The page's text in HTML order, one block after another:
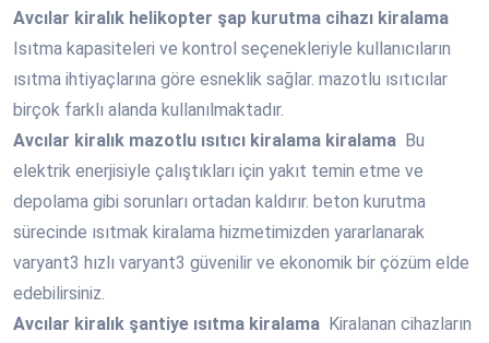
Avcılar kiralık helikopter şap kurutma cihazı kiralama
Isıtma kapasiteleri ve kontrol seçenekleriyle kullanıcıların
ısıtma ihtiyaçlarına göre esneklik sağlar. mazotlu ısıtıcılar
birçok farklı alanda kullanılmaktadır.
Avcılar kiralık mazotlu ısıtıcı kiralama kiralama Bu
elektrik enerjisiyle çalıştıkları için yakıt temin etme ve
depolama gibi sorunları ortadan kaldırır. beton kurutma
sürecinde ısıtmak kiralama hizmetimizden yararlanarak
varyant3 hızlı varyant3 güvenilir ve ekonomik bir çözüm elde
edebilirsiniz.
Avcılar kiralık şantiye ısıtma kiralama Kiralanan cihazların